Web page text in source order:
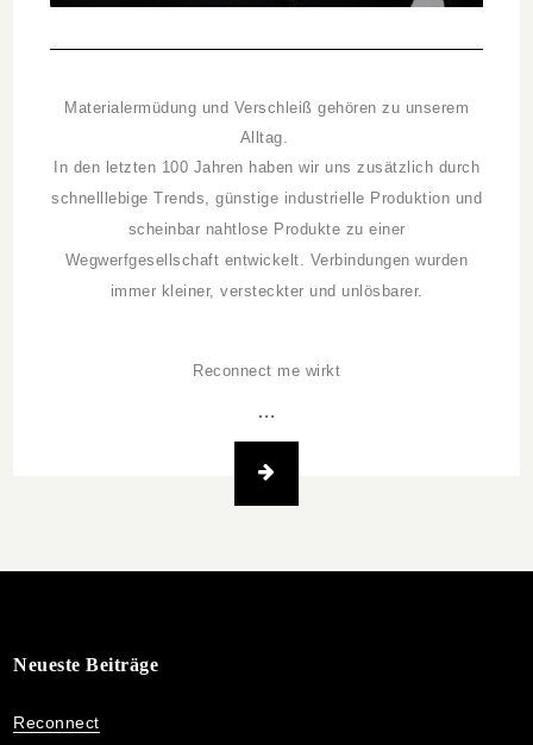
Materialermüdung und Verschleiß gehören zu unserem
Alltag.
In den letzten 100 Jahren haben wir uns zusätzlich durch
schnelllebige Trends, günstige industrielle Produktion und
scheinbar nahtlose Produkte zu einer
Wegwerfgesellschaft entwickelt. Verbindungen wurden
immer kleiner, versteckter und unlösbarer.
Reconnect me wirkt
…
Neueste Beiträge
Reconnect